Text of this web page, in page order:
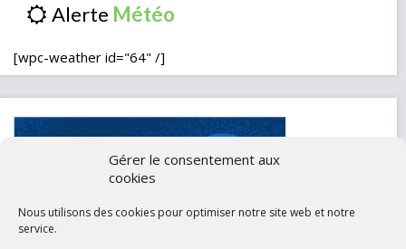
Gérer le consentement aux
cookies
Nous utilisons des cookies pour optimiser notre site web et notre
service.
Alerte
[wpc-weather id="64" /]